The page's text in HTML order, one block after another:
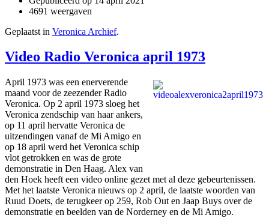
4691 weergaven
Geplaatst in Veronica Archief.
Video Radio Veronica april 1973
April 1973 was een enerverende
maand voor de zeezender Radio
Veronica. Op 2 april 1973 sloeg het
Veronica zendschip van haar ankers,
op 11 april hervatte Veronica de
uitzendingen vanaf de Mi Amigo en
op 18 april werd het Veronica schip
vlot getrokken en was de grote
demonstratie in Den Haag. Alex van
den Hoek heeft een video online gezet met al deze gebeurtenissen.
Met het laatste Veronica nieuws op 2 april, de laatste woorden van
Ruud Doets, de terugkeer op 259, Rob Out en Jaap Buys over de
demonstratie en beelden van de Norderney en de Mi Amigo.